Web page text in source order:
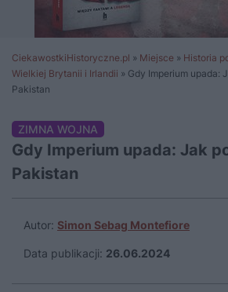
CiekawostkiHistoryczne.pl » Miejsce » Historia
Wielkiej Brytanii i Irlandii » Gdy Imperium upada:
Pakistan
ZIMNA WOJNA
Gdy Imperium upada: Jak
Pakistan
Autor: Simon Sebag Montefiore
Data publikacji: 26.06.2024